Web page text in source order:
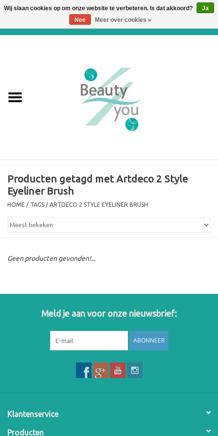
Merken
Producten getagd met Artdeco 2 Style
Eyeliner Brush
HOME / TAGS / ARTDECO 2 STYLE EYELINER BRUSH
Geen producten gevonden!...
Meld je aan voor onze nieuwsbrief:
ABONNEER
Klantenservice
Producten
Wij slaan cookies op om onze website te verbeteren. Is dat akkoord?
Ja
Nee
Meer over cookies »